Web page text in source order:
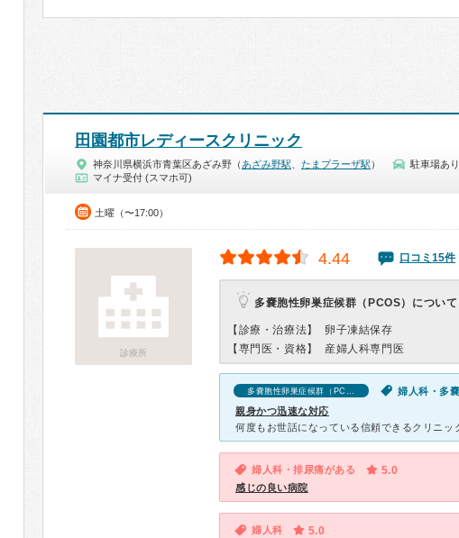
田園都市レディースクリニック
神奈川県横浜市青葉区あざみ野（ あざみ野駅 たまプラーザ駅 ） 駐車場あり
マイナ受付 (スマホ可)
土曜（〜17:00）
診療所
4.44 口コミ15件
多嚢胞性卵巣症候群（PCOS）について
【診療・治療法】
卵子凍結保存
【専門医・資格】
産婦人科専門医
多嚢胞性卵巣症候群（PCOS）の口コミ
親身かつ迅速な対応
婦人科・排尿痛がある 5.0
感じの良い病院
婦人科 5.0